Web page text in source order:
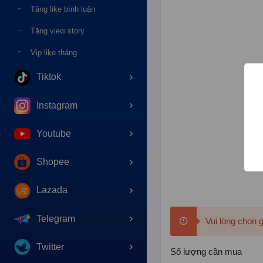
Tăng like bình luận
Tăng view story
Vip like tháng
Tiktok
Instagram
Youtube
Shopee
Lazada
Telegram
Twitter
Vui lòng chọn
Số lượng cần mua